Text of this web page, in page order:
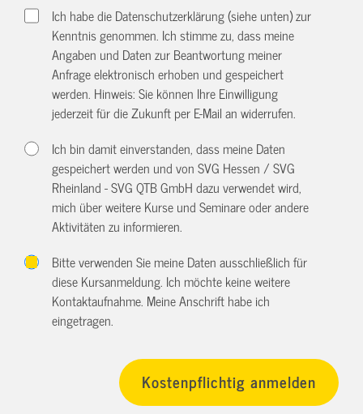
Ich habe die Datenschutzerklärung (siehe unten) zur
Kenntnis genommen. Ich stimme zu, dass meine
Angaben und Daten zur Beantwortung meiner
Anfrage elektronisch erhoben und gespeichert
werden. Hinweis: Sie können Ihre Einwilligung
jederzeit für die Zukunft per E-Mail anwiderrufen.
Ich bin damit einverstanden, dass meine Daten
gespeichert werden und von SVG Hessen / SVG
Rheinland - SVG QTB GmbH dazu verwendet wird,
mich über weitere Kurse und Seminare oder andere
Aktivitäten zu informieren.
Bitte verwenden Sie meine Daten ausschließlich für
diese Kursanmeldung. Ich möchte keine weitere
Kontaktaufnahme. Meine Anschrift habe ich
eingetragen.